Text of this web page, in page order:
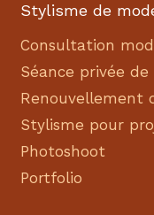
Stylisme de
Consultation
Séance privée de
Renouvellement
Stylisme pour
Photoshoot
Portfolio